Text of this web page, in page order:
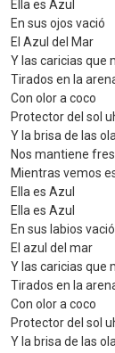
Ella es Azul
En sus ojos vació
El Azul del Mar
Y las caricias que
Tirados en la
Con olor a coco
Protector del sol
Y la brisa de las
Nos mantiene
Mientras vemos
Ella es Azul
Ella es Azul
En sus labios vació
El azul del mar
Y las caricias que
Tirados en la
Con olor a coco
Protector del sol
Y la brisa de las